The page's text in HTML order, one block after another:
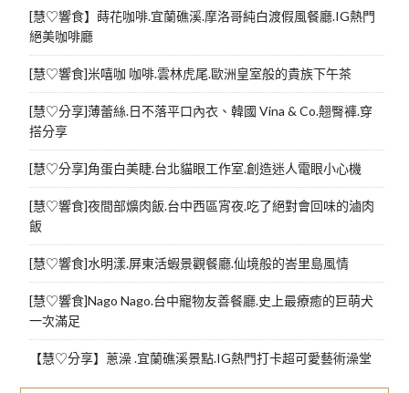
[慧♡響食】蒔花咖啡.宜蘭礁溪.摩洛哥純白渡假風餐廳.IG熱門
絕美咖啡廳
[慧♡響食]米嘻咖 咖啡.雲林虎尾.歐洲皇室般的貴族下午茶
[慧♡分享]薄蕾絲.日不落平口內衣、韓國 Vina & Co.翹臀褲.穿
搭分享
[慧♡分享]角蛋白美睫.台北貓眼工作室.創造迷人電眼小心機
[慧♡響食]夜間部爌肉飯.台中西區宵夜.吃了絕對會回味的滷肉
飯
[慧♡響食]水明漾.屏東活蝦景觀餐廳.仙境般的峇里島風情
[慧♡響食]Nago Nago.台中寵物友善餐廳.史上最療癒的巨萌犬
一次滿足
【慧♡分享】蔥澡 .宜蘭礁溪景點.IG熱門打卡超可愛藝術澡堂